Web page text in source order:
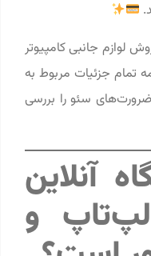
لوازم جانبی کامپیوتر
جزئیات مربوط به
سئو را بررسی
آنلاین
و